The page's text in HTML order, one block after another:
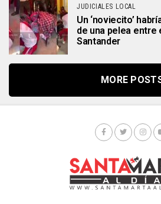
JUDICIALES LOCAL
Un ‘noviecito’
de una pelea entre
Santander
MORE